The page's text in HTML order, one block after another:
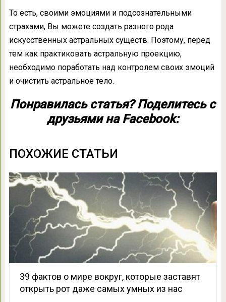
То есть, своими эмоциями и подсознательными
страхами, Вы можете создать разного рода
искусственных астральных существ. Поэтому, перед
тем как практиковать астральную проекцию,
необходимо поработать над контролем своих эмоций
и очистить астральное тело.
Понравилась статья? Поделитесь с
друзьями на Facebook:
ПОХОЖИЕ СТАТЬИ
39 фактов о мире вокруг, которые заставят
открыть рот даже самых умных из нас